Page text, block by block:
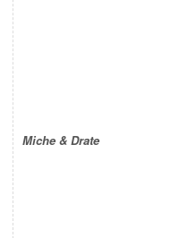
Miche & Drate